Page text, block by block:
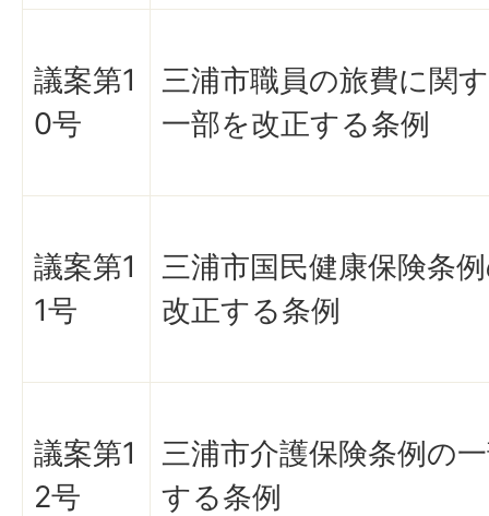
議案第1
0号
三浦市職員の旅費に関
一部を改正する条例
議案第1
1号
三浦市国民健康保険条
改正する条例
議案第1
2号
三浦市介護保険条例の
する条例